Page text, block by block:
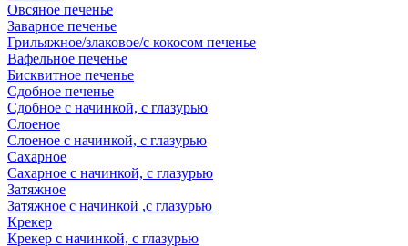
Овсяное печенье
Заварное печенье
Грильяжное/злаковое/с кокосом печенье
Вафельное печенье
Бисквитное печенье
Сдобное печенье
Сдобное с начинкой, с глазурью
Слоеное
Слоеное с начинкой, с глазурью
Сахарное
Сахарное с начинкой, с глазурью
Затяжное
Затяжное с начинкой ,с глазурью
Крекер
Крекер с начинкой, с глазурью